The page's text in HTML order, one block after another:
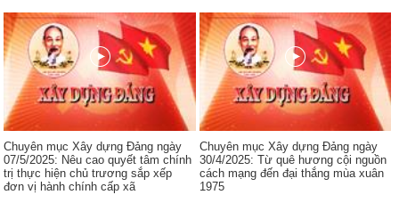
Chuyên mục Xây dựng Đảng ngày
07/5/2025: Nêu cao quyết tâm chính
trị thực hiện chủ trương sắp xếp
đơn vị hành chính cấp xã
Chuyên mục Xây dựng Đảng ngày
30/4/2025: Từ quê hương cội nguồn
cách mạng đến đại thắng mùa xuân
1975